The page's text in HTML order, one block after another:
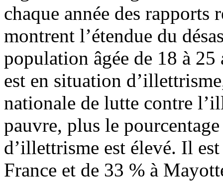
chaque année des
montrent l’étendue du
population âgée de 18 à 25
est en situation
nationale de lutte contre
pauvre, plus le
d’illettrisme est élevé. Il
France et de 33 % à